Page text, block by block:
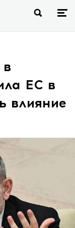
ЕС в
влияние